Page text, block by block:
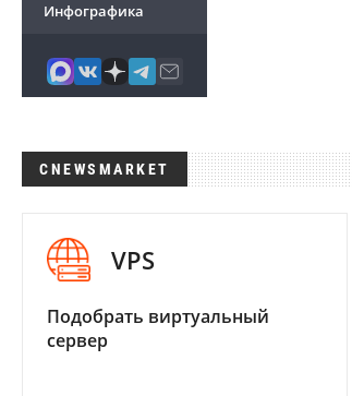
Инфографика
CNEWSMARKET
VPS
Подобрать виртуальный
сервер